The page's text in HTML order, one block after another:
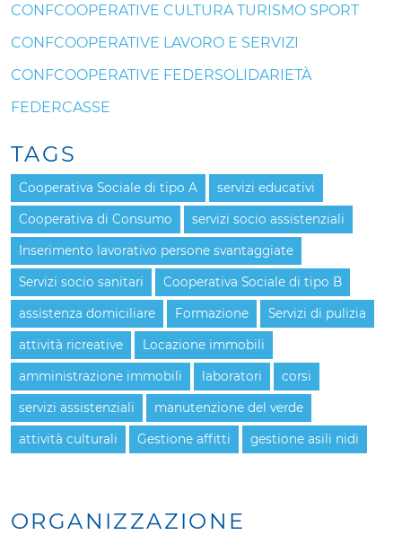
ORGANIZZAZIONE
CONFCOOPERATIVE CULTURA TURISMO SPORT
CONFCOOPERATIVE LAVORO E SERVIZI
CONFCOOPERATIVE FEDERSOLIDARIETÀ
FEDERCASSE
TAGS
Cooperativa Sociale di tipo A servizi educativi
Cooperativa di Consumo servizi socio assistenziali
Inserimento lavorativo persone svantaggiate
Servizi socio sanitari Cooperativa Sociale di tipo B
assistenza domiciliare Formazione Servizi di pulizia
attività ricreative Locazione immobili
amministrazione immobili laboratori corsi
servizi assistenziali manutenzione del verde
attività culturali Gestione affitti gestione asili nidi